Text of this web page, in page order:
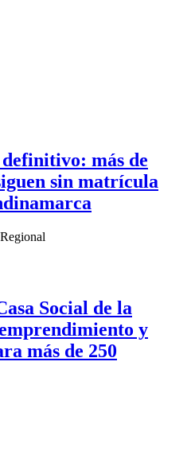
más de
sin matrícula
Regional
Social de la
y
más de 250